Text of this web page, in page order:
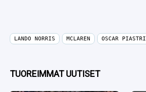
LANDO NORRIS MCLAREN OSCAR PIASTRI
TUOREIMMAT UUTISET